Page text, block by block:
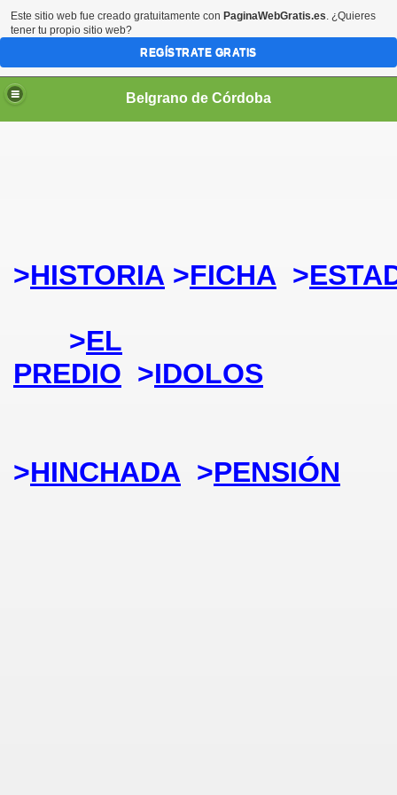
Belgrano de Córdoba
>HISTORIA >FICHA >
>EL
PREDIO >IDOLOS
>HINCHADA >PENSIÓN
Este sitio web fue creado gratuitamente con PaginaWebGratis.es. ¿Quieres
tener tu propio sitio web?
REGÍSTRATE GRATIS